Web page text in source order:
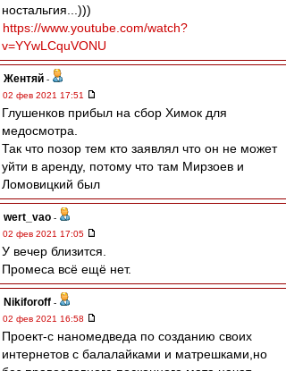
ностальгия...)))
https://www.youtube.com/watch?
v=YYwLCquVONU
Жентяй -
02 фев 2021 17:51
Глушенков прибыл на сбор Химок для
медосмотра.
Так что позор тем кто заявлял что он не может
уйти в аренду, потому что там Мирзоев и
Ломовицкий был
wert_vao -
02 фев 2021 17:05
У вечер близится.
Промеса всё ещё нет.
Nikiforoff -
02 фев 2021 16:58
Проект-с наномедведа по созданию своих
интернетов с балалайками и матрешками,но